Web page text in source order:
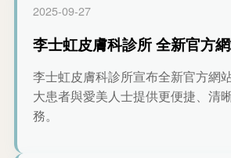
2025-09-27
李士虹皮膚科診所 全新官方
李士虹皮膚科診所宣布全新官方網
大患者與愛美人士提供更便捷、清
務。